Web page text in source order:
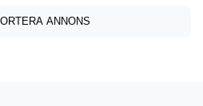
ANNONS